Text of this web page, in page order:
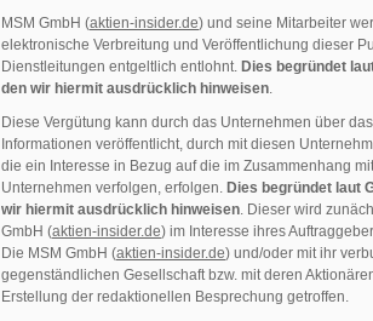
MSM GmbH (aktien-insider.de) und seine Mitarbeiter
elektronische Verbreitung und Veröffentlichung dieser
Dienstleitungen entgeltlich entlohnt. Dies begründet
den wir hiermit ausdrücklich hinweisen.
Diese Vergütung kann durch das Unternehmen über
Informationen veröffentlicht, durch mit diesen
die ein Interesse in Bezug auf die im Zusammenhang
Unternehmen verfolgen, erfolgen. Dies begründet laut
wir hiermit ausdrücklich hinweisen. Dieser wird
GmbH (aktien-insider.de) im Interesse ihres
Die MSM GmbH (aktien-insider.de) und/oder mit ihr
gegenständlichen Gesellschaft bzw. mit deren
Erstellung der redaktionellen Besprechung getroffen.